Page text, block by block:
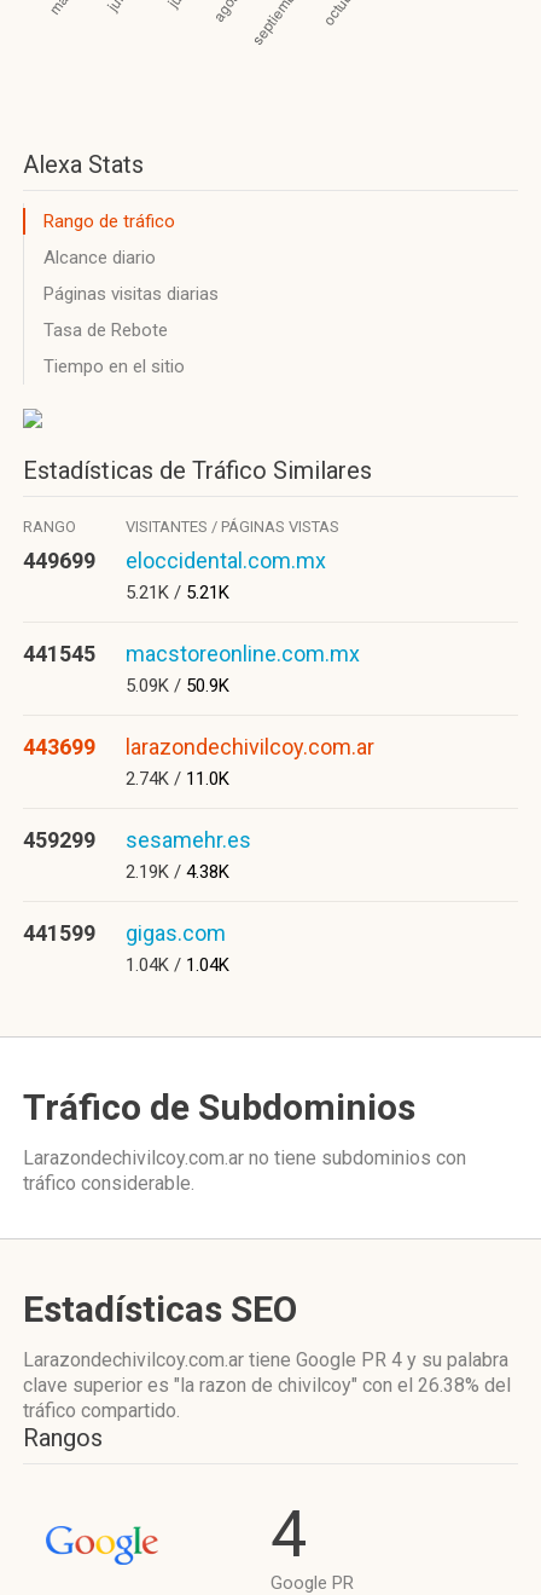
Alexa Stats
Rango de tráfico
Alcance diario
Páginas visitas diarias
Tasa de Rebote
Tiempo en el sitio
Estadísticas de Tráfico Similares
RANGO VISITANTES / PÁGINAS VISTAS
449699 eloccidental.com.mx
5.21K / 5.21K
441545 macstoreonline.com.mx
5.09K / 50.9K
443699 larazondechivilcoy.com.ar
2.74K / 11.0K
459299 sesamehr.es
2.19K / 4.38K
441599 gigas.com
1.04K / 1.04K
Tráfico de Subdominios
Larazondechivilcoy.com.ar no tiene subdominios con
tráfico considerable.
Estadísticas SEO
Larazondechivilcoy.com.ar tiene Google PR 4 y su palabra
clave superior es "la razon de chivilcoy" con el 26.38% del
tráfico compartido.
Rangos
4
Google PR